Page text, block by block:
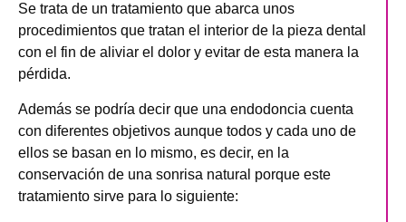
Se trata de un tratamiento que abarca unos
procedimientos que tratan el interior de la pieza dental
con el fin de aliviar el dolor y evitar de esta manera la
pérdida.
Además se podría decir que una endodoncia cuenta
con diferentes objetivos aunque todos y cada uno de
ellos se basan en lo mismo, es decir, en la
conservación de una sonrisa natural porque este
tratamiento sirve para lo siguiente: